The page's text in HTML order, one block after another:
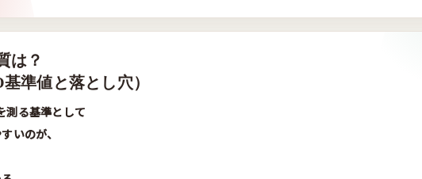
は？
基準値と落とし穴）
測る基準として
いのが、